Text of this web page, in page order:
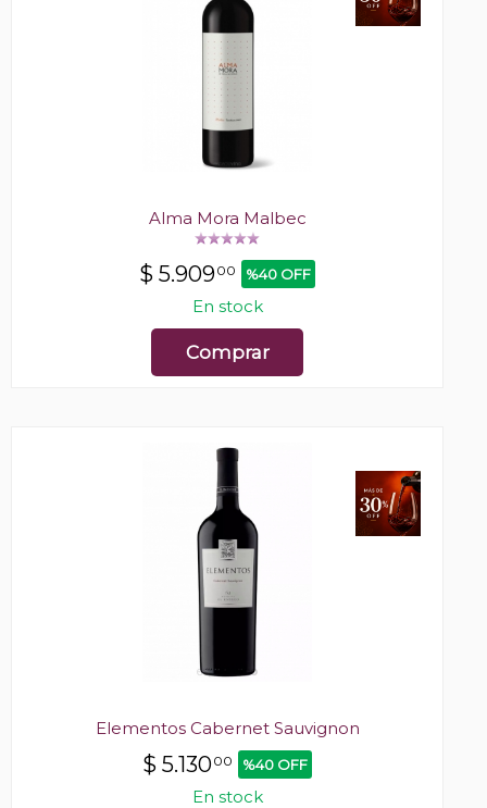
Alma Mora Malbec
$ 5.90900 %40 OFF
En stock
Comprar
Elementos Cabernet Sauvignon
$ 5.13000 %40 OFF
En stock